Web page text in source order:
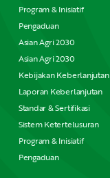
Program & Inisiatif
Pengaduan
Asian Agri 2030
Asian Agri 2030
Kebijakan Keberlanjutan
Laporan Keberlanjutan
Standar & Sertifikasi
Sistem Ketertelusuran
Program & Inisiatif
Pengaduan